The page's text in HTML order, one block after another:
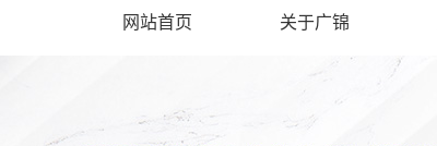
网站首页 关于广锦